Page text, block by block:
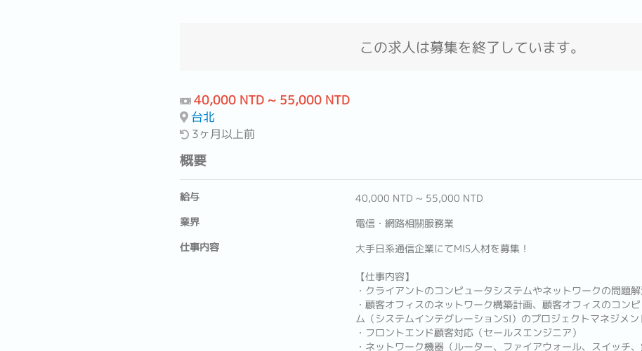
この求人は募集を終了しています。
40,000 NTD ~ 55,000 NTD
台北
3ヶ月以上前
概要
給与
40,000 NTD ~ 55,000 NTD
業界
電信・網路相關服務業
仕事内容
大手日系通信企業にてMIS人材を募集！
【仕事内容】
・クライアントのコンピュータシステムやネットワークの問題
・顧客オフィスのネットワーク構築計画、顧客オフィスのコン
ム（システムインテグレーションSI）のプロジェクトマネジメン
・フロントエンド顧客対応（セールスエンジニア）
・ネットワーク機器（ルーター、ファイアウォール、スイッチ